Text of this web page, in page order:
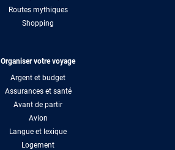
Routes mythiques
Shopping
Organiser votre voyage
Argent et budget
Assurances et santé
Avant de partir
Avion
Langue et lexique
Logement